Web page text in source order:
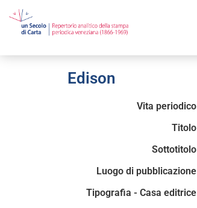
Edison
Vita periodico
Titolo
Sottotitolo
Luogo di pubblicazione
Tipografia - Casa editrice